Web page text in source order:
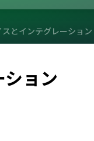
とインテグレーション
ョン